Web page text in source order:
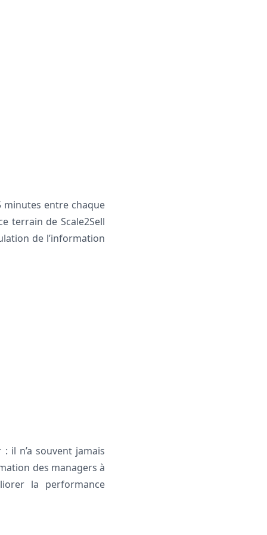
minutes entre chaque
terrain de Scale2Sell
de l’information
il n’a souvent jamais
des managers à
la performance